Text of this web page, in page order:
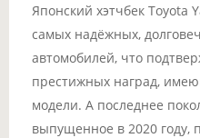
Японский хэтчбек Toyota
самых надёжных,
автомобилей, что
престижных наград,
модели. А последнее
выпущенное в 2020 году,